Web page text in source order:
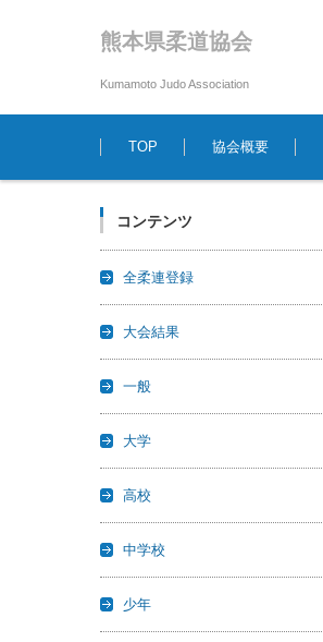
熊本県柔道協会
Kumamoto Judo Association
コンテンツに移動
TOP
協会概要
コンテンツ
全柔連登録
大会結果
一般
大学
高校
中学校
少年